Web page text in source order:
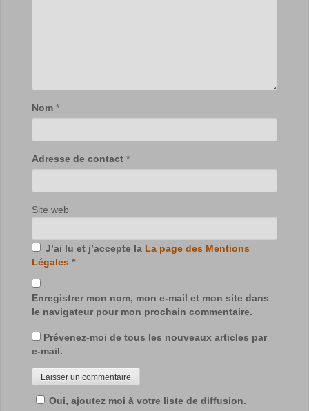
Nom *
Adresse de contact *
Site web
J’ai lu et j’accepte la La page des Mentions
Légales *
Enregistrer mon nom, mon e-mail et mon site dans
le navigateur pour mon prochain commentaire.
Prévenez-moi de tous les nouveaux articles par
e-mail.
Oui, ajoutez moi à votre liste de diffusion.